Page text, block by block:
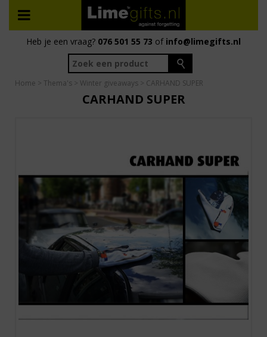
Heb je een vraag? 076 501 55 73 of info@limegifts.nl
Home > Thema's > Winter giveaways > CARHAND SUPER
CARHAND SUPER